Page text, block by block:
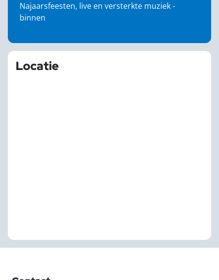
Najaarsfeesten, live en versterkte muziek -
binnen
Locatie